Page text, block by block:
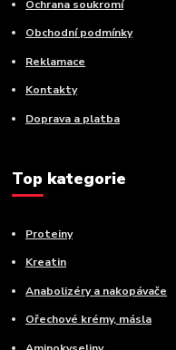
Ochrana soukromí
Obchodní podmínky
Reklamace
Kontakty
Doprava a platba
Top kategorie
Proteiny
Kreatin
Anabolizéry a nakopávače
Ořechové krémy, másla